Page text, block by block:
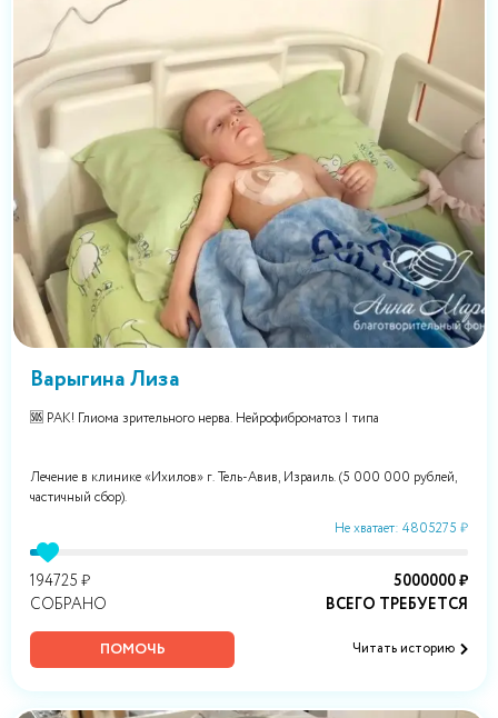
Варыгина Лиза
🆘 РАК! Глиома зрительного нерва. Нейрофиброматоз I типа
Лечение в клинике «Ихилов» г. Тель-Авив, Израиль. (5 000 000 рублей,
частичный сбор).
Не хватает: 4805275 ₽
194725 ₽
СОБРАНО
5000000 ₽
ВСЕГО ТРЕБУЕТСЯ
ПОМОЧЬ Читать историю